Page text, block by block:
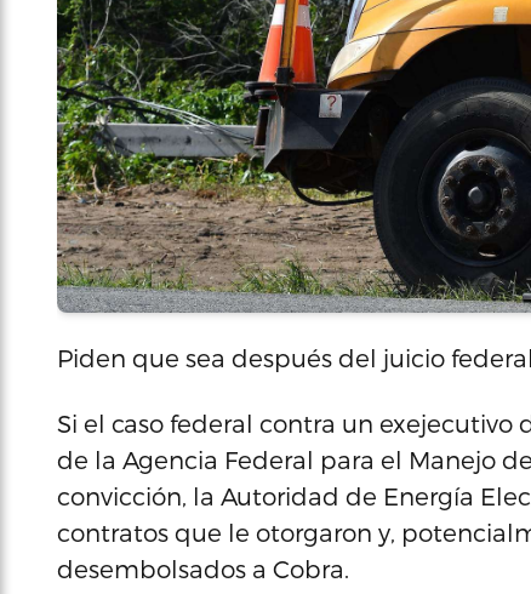
Piden que sea después del juicio federal
Si el caso federal contra un exejecutivo
de la Agencia Federal para el Manejo
convicción, la Autoridad de Energía
contratos que le otorgaron y,
desembolsados a Cobra.